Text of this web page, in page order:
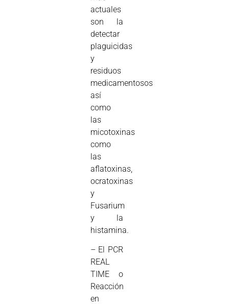
actuales
son la
detectar
plaguicidas
y
residuos
medicamentosos
así
como
las
micotoxinas
como
las
aflatoxinas,
ocratoxinas
y
Fusarium
y la
histamina.
– El PCR
REAL
TIME o
Reacción
en